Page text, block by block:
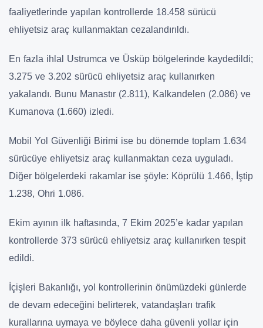
faaliyetlerinde yapılan kontrollerde 18.458 sürücü
ehliyetsiz araç kullanmaktan cezalandırıldı.
En fazla ihlal Ustrumca ve Üsküp bölgelerinde kaydedildi;
3.275 ve 3.202 sürücü ehliyetsiz araç kullanırken
yakalandı. Bunu Manastır (2.811), Kalkandelen (2.086) ve
Kumanova (1.660) izledi.
Mobil Yol Güvenliği Birimi ise bu dönemde toplam 1.634
sürücüye ehliyetsiz araç kullanmaktan ceza uyguladı.
Diğer bölgelerdeki rakamlar ise şöyle: Köprülü 1.466, İştip
1.238, Ohri 1.086.
Ekim ayının ilk haftasında, 7 Ekim 2025’e kadar yapılan
kontrollerde 373 sürücü ehliyetsiz araç kullanırken tespit
edildi.
İçişleri Bakanlığı, yol kontrollerinin önümüzdeki günlerde
de devam edeceğini belirterek, vatandaşları trafik
kurallarına uymaya ve böylece daha güvenli yollar için